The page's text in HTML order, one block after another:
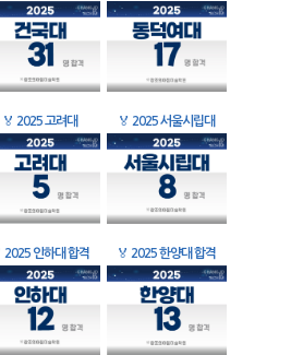
🏅 2025 고려대 🏅 2025 서울시립대
2025 인하대 합격 🏅 2025 한양대 합격